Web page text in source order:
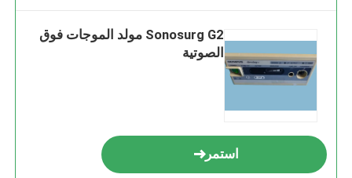
Sonosurg G2 مولد الموجات فوق
الصوتية
استمر